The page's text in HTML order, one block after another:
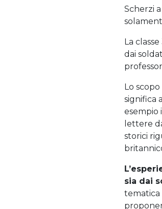
Scherzi
La
dai
Lo
significa
esempio
lettere
storici
sia dai
tematica